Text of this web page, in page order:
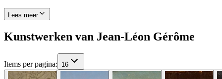
Lees meer
Kunstwerken van Jean-Léon Gérôme
Items per pagina: 16